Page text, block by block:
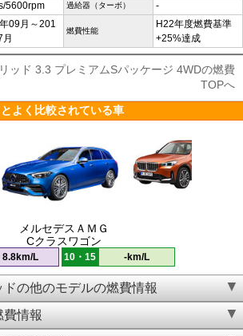
5600rpm 過給器（ターボ） -
09月～201
燃費性能
H22年度燃費基準
+25%達成
ッド 3.3 プレミアムSパッケージ 4WDの燃費
TOPへ
よく比較されている車
メルセデスＡＭＧ
Cクラスワゴン
8.8km/L 10・15 -km/L
の他のモデルの燃費情報
費情報